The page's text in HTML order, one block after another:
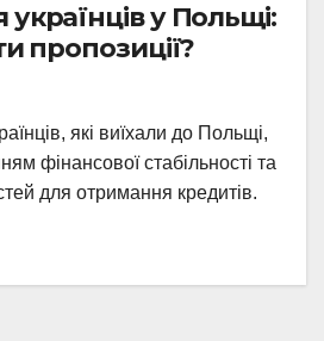
у Польщі:
пропозиції?
які виїхали до Польщі,
фінансової стабільності та
для отримання кредитів.